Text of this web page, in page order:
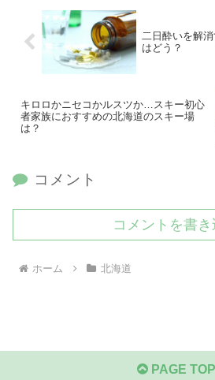
二日酔いを解
はどう？
キロロかニセコかルスツか…スキー初心
者家族におすすめの北海道のスキー場
は？
コメント
コメントを書き
ホーム 北海道
PAGE TOP